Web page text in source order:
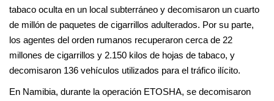
tabaco oculta en un local subterráneo y decomisaron un cuarto
de millón de paquetes de cigarrillos adulterados. Por su parte,
los agentes del orden rumanos recuperaron cerca de 22
millones de cigarrillos y 2.150 kilos de hojas de tabaco, y
decomisaron 136 vehículos utilizados para el tráfico ilícito.
En Namibia, durante la operación ETOSHA, se decomisaron